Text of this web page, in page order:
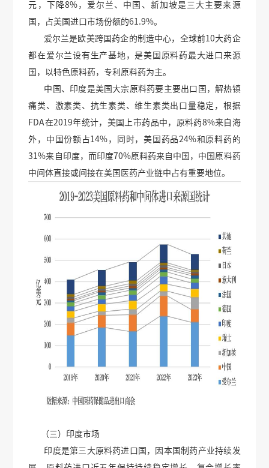
元，下降8%，爱尔兰、中国、新加坡是三大主要来源
国，占美国进口市场份额的61.9%。
爱尔兰是欧美跨国药企的制造中心，全球前10大药企
都在爱尔兰设有生产基地，是美国原料药最大进口来源
国，以特色原料药，专利原料药为主。
中国、印度是美国大宗原料药要主要出口国，解热镇
痛类、激素类、抗生素类、维生素类出口量稳定，根据
FDA在2019年统计，美国上市药品中，原料药8%来自海
外，中国份额占14%，同时，美国药品24%和原料药的
31%来自印度，而印度70%原料药来自中国，中国原料药
中间体直接或间接在美国医药产业链中占有重要地位。
（三）印度市场
印度是第三大原料药进口国，因本国制药产业持续发